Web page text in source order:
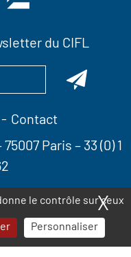
le contrôle sur ceux
Personnaliser
X
du CIFL
Contact
75007 Paris – 33 (0) 1